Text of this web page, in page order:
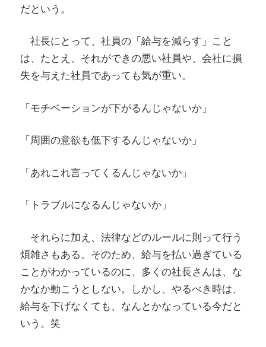
だという。
社長にとって、社員の「給与を減らす」こと
は、たとえ、それができの悪い社員や、会社に損
失を与えた社員であっても気が重い。
「モチベーションが下がるんじゃないか」
「周囲の意欲も低下するんじゃないか」
「あれこれ言ってくるんじゃないか」
「トラブルになるんじゃないか」
それらに加え、法律などのルールに則って行う
煩雑さもある。そのため、給与を払い過ぎている
ことがわかっているのに、多くの社長さんは、な
かなか動こうとしない。しかし、やるべき時は、
給与を下げなくても、なんとかなっている今だと
いう。笑